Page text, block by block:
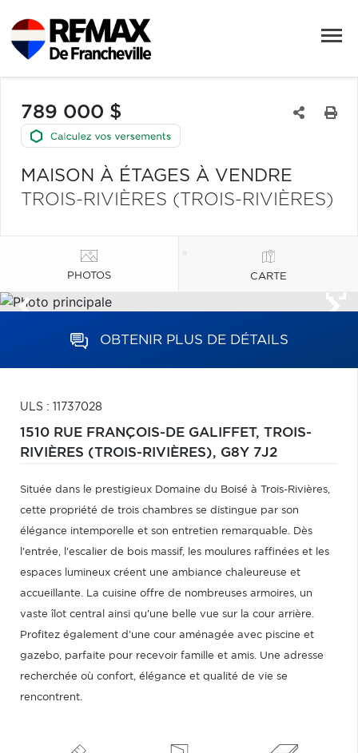
789 000 $
MAISON À ÉTAGES À VENDRE
TROIS-RIVIÈRES (TROIS-RIVIÈRES)
PHOTOS CARTE
OBTENIR PLUS DE DÉTAILS
ULS : 11737028
1510 RUE FRANÇOIS-DE GALIFFET, TROIS-
RIVIÈRES (TROIS-RIVIÈRES), G8Y 7J2
Située dans le prestigieux Domaine du Boisé à Trois-Rivières,
cette propriété de trois chambres se distingue par son
élégance intemporelle et son entretien remarquable. Dès
l'entrée, l'escalier de bois massif, les moulures raffinées et les
espaces lumineux créent une ambiance chaleureuse et
accueillante. La cuisine offre de nombreuses armoires, un
vaste îlot central ainsi qu'une belle vue sur la cour arrière.
Profitez également d'une cour aménagée avec piscine et
gazebo, parfaite pour recevoir famille et amis. Une adresse
recherchée où confort, élégance et qualité de vie se
rencontrent.